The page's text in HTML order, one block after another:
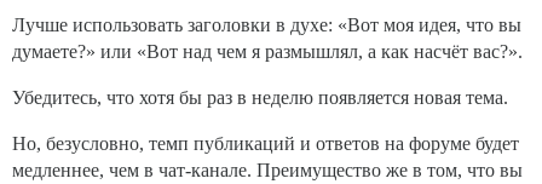
Лучше использовать заголовки в духе: «Вот моя идея, что вы
думаете?» или «Вот над чем я размышлял, а как насчёт вас?».
Убедитесь, что хотя бы раз в неделю появляется новая тема.
Но, безусловно, темп публикаций и ответов на форуме будет
медленнее, чем в чат-канале. Преимущество же в том, что вы